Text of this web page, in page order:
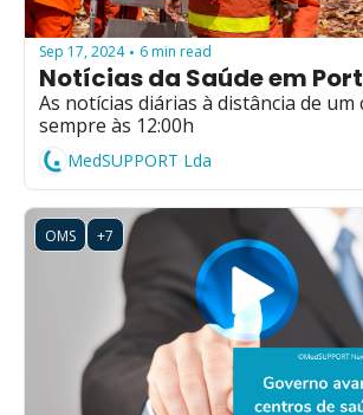
Sep 17, 2024 • 6 min read
Notícias da Saúde em
As notícias diárias à distância de um
sempre às 12:00h
MedSUPPORT Lda
OMS +7